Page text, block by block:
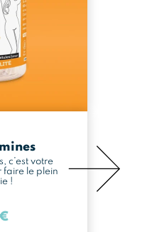
c’est votre
faire le plein
!
€